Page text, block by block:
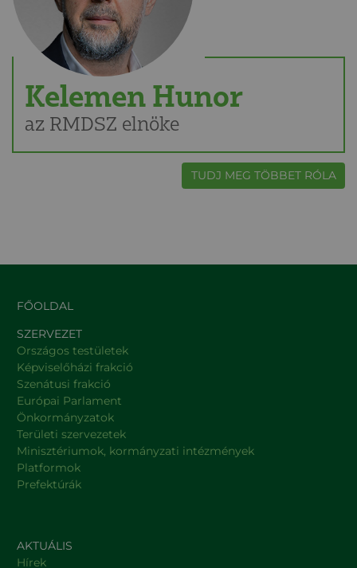
Kelemen Hunor
az RMDSZ elnöke
TUDJ MEG TÖBBET RÓLA
FŐOLDAL
SZERVEZET
Országos testületek
Képviselőházi frakció
Szenátusi frakció
Európai Parlament
Önkormányzatok
Területi szervezetek
Minisztériumok, kormányzati intézmények
Platformok
Prefektúrák
AKTUÁLIS
Hírek